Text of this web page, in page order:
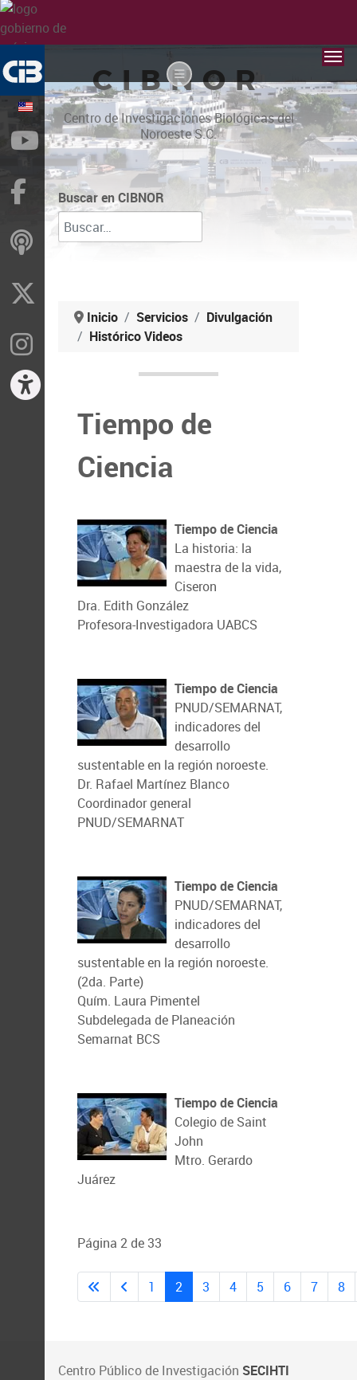
CIBNOR
Centro de Investigaciones Biológicas del
Noroeste S.C.
Buscar en CIBNOR
Inicio Servicios
Divulgación
Histórico Videos
Tiempo de
Ciencia
Tiempo de Ciencia
La historia: la
maestra de la vida,
Ciseron
Dra. Edith González
Profesora-Investigadora UABCS
Tiempo de Ciencia
PNUD/SEMARNAT,
indicadores del
desarrollo
sustentable en la región noroeste.
Dr. Rafael Martínez Blanco
Coordinador general
PNUD/SEMARNAT
Tiempo de Ciencia
PNUD/SEMARNAT,
indicadores del
desarrollo
sustentable en la región noroeste.
(2da. Parte)
Quím. Laura Pimentel
Subdelegada de Planeación
Semarnat BCS
Tiempo de Ciencia
Colegio de Saint
John
Mtro. Gerardo
Juárez
Página 2 de 33
1 2 3 4 5 6 7 8
Centro Público de Investigación SECIHTI
YouTube
Facebook
ivoox
Instragram